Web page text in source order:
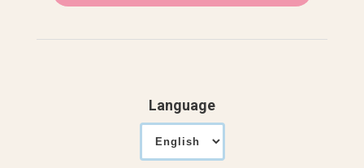
Language